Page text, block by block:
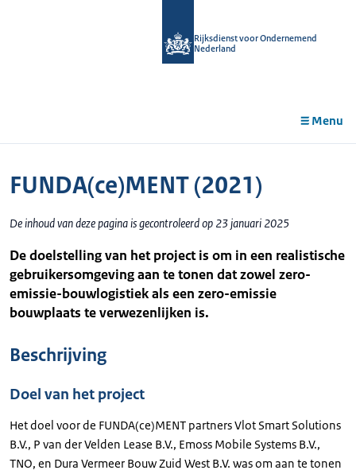
Rijksdienst voor Ondernemend
Nederland
Menu
FUNDA(ce)MENT (2021)
De inhoud van deze pagina is gecontroleerd op 23 januari 2025
De doelstelling van het project is om in een realistische
gebruikersomgeving aan te tonen dat zowel zero-
emissie-bouwlogistiek als een zero-emissie
bouwplaats te verwezenlijken is.
Beschrijving
Doel van het project
Het doel voor de FUNDA(ce)MENT partners Vlot Smart Solutions
B.V., P van der Velden Lease B.V., Emoss Mobile Systems B.V.,
TNO, en Dura Vermeer Bouw Zuid West B.V. was om aan te tonen